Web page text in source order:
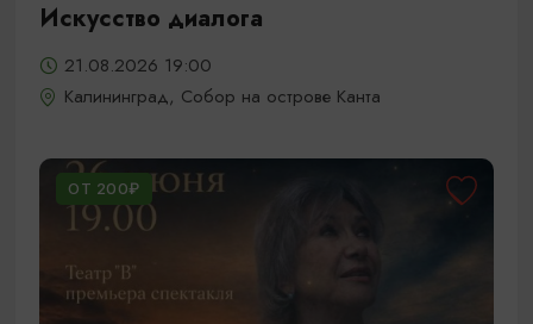
Искусство диалога
21.08.2026 19:00
Калининград, Собор на острове Канта
ОТ 200₽